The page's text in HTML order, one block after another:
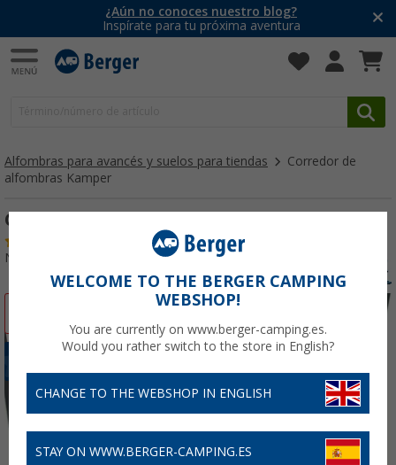
¿Aún no conoces nuestro blog?
Inspírate para tu próxima aventura
Alfombras para avancés y suelos para tiendas
Corredor de
alfombras Kamper
Corredor de alfombras Kamper
Nº de artículo 488690
WELCOME TO THE BERGER CAMPING
WEBSHOP!
You are currently on www.berger-camping.es.
Would you rather switch to the store in English?
CHANGE TO THE WEBSHOP IN ENGLISH
STAY ON WWW.BERGER-CAMPING.ES